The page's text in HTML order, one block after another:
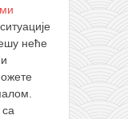
неће